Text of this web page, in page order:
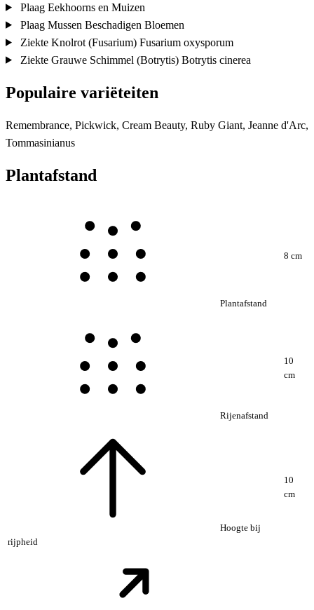
Plaag Eekhoorns en Muizen
Plaag Mussen Beschadigen Bloemen
Ziekte Knolrot (Fusarium) Fusarium oxysporum
Ziekte Grauwe Schimmel (Botrytis) Botrytis cinerea
Populaire variëteiten
Remembrance, Pickwick, Cream Beauty, Ruby Giant, Jeanne d'Arc,
Tommasinianus
Plantafstand
Plantafstand
8 cm
Rijenafstand
10
cm
Hoogte bij
rijpheid
10
cm